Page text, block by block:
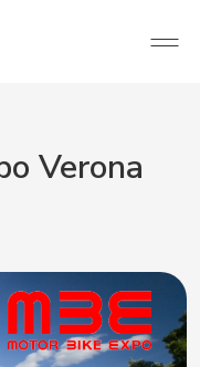
Verona